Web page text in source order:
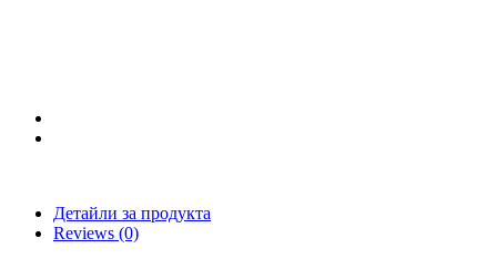
Детайли за продукта
Reviews (0)